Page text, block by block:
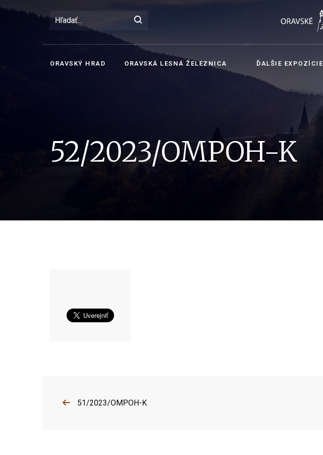
ORAVSKÝ HRAD ORAVSKÁ LESNÁ ŽELEZNICA ĎALŠIE EXPOZÍCIE
52/2023/OMPOH-K
51/2023/OMPOH-K